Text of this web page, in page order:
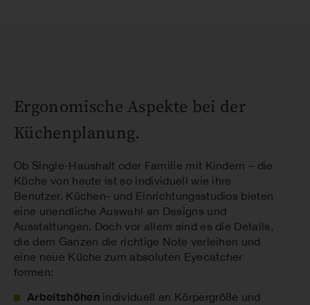
Ergonomische Aspekte bei der
Küchenplanung.
Ob Single-Haushalt oder Familie mit Kindern – die
Küche von heute ist so individuell wie ihre
Benutzer. Küchen- und Einrichtungsstudios bieten
eine unendliche Auswahl an Designs und
Ausstattungen. Doch vor allem sind es die Details,
die dem Ganzen die richtige Note verleihen und
eine neue Küche zum absoluten Eyecatcher
formen:
Arbeits­höhenindividuell an Körpergröße und